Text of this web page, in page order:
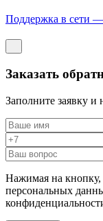
Поддержка в сети —
Заказать
Заполните заявку и
Нажимая на кнопку,
персональных